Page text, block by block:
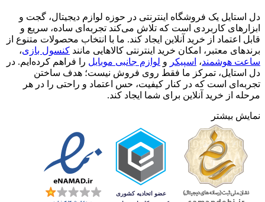
دل استایل یک فروشگاه اینترنتی در حوزه لوازم دیجیتال، گجت و
ابزارهای کاربردی است که تلاش می‌کند تجربه‌ای ساده، سریع و
قابل اعتماد از خرید آنلاین ایجاد کند. ما با انتخاب محصولات متنوع از
برندهای معتبر، امکان خرید اینترنتی کالاهایی مانند کنسول بازی،
ساعت هوشمند، اسپیکر و لوازم جانبی موبایل را فراهم کرده‌ایم. در
دل استایل، تمرکز ما فقط روی فروش نیست؛ هدف ساختن
تجربه‌ای است که در کنار کیفیت، حس اعتماد و راحتی را در هر
مرحله از خرید آنلاین برای شما ایجاد کند.
نمایش بیشتر